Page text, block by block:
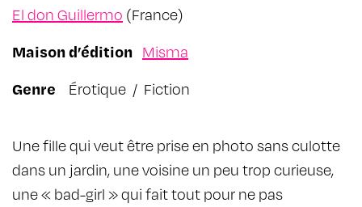
El don Guillermo (France)
Maison d’édition Misma
Genre
Érotique / Fiction
Une fille qui veut être prise en photo sans culotte
dans un jardin, une voisine un peu trop curieuse,
une « bad-girl » qui fait tout pour ne pas